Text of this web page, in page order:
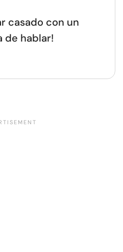
casado con un
de hablar!